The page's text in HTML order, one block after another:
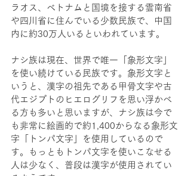
ラオス、ベトナムと国境を接する雲南省
や四川省に住んでいる少数民族で、中国
内に約30万人いるといわれています。
ナシ族は現在、世界で唯一「象形文字」
を使い続けている民族です。象形文字と
いうと、漢字の祖先である甲骨文字や古
代エジプトのヒエログリフを思い浮かべ
る方も多いと思いますが、ナシ族は今で
も非常に絵画的で約1,400からなる象形文
字「トンパ文字」を使用しているので
す。もっともトンパ文字を使いこなせる
人は少なく、普段は漢字が使用されてい